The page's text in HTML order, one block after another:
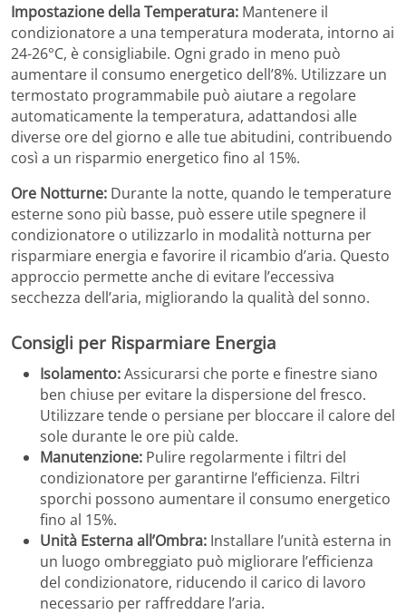
Impostazione della Temperatura: Mantenere il
condizionatore a una temperatura moderata, intorno ai
24-26°C, è consigliabile. Ogni grado in meno può
aumentare il consumo energetico dell’8%. Utilizzare un
termostato programmabile può aiutare a regolare
automaticamente la temperatura, adattandosi alle
diverse ore del giorno e alle tue abitudini, contribuendo
così a un risparmio energetico fino al 15%​.
Ore Notturne: Durante la notte, quando le temperature
esterne sono più basse, può essere utile spegnere il
condizionatore o utilizzarlo in modalità notturna per
risparmiare energia e favorire il ricambio d’aria. Questo
approccio permette anche di evitare l’eccessiva
secchezza dell’aria, migliorando la qualità del sonno​.
Consigli per Risparmiare Energia
Isolamento:Assicurarsi che porte e finestre siano
ben chiuse per evitare la dispersione del fresco.
Utilizzare tende o persiane per bloccare il calore del
sole durante le ore più calde.
Manutenzione: Pulire regolarmente i filtri del
condizionatore per garantirne l’efficienza. Filtri
sporchi possono aumentare il consumo energetico
fino al 15%.
Unità Esterna all’Ombra: Installare l’unità esterna in
un luogo ombreggiato può migliorare l’efficienza
del condizionatore, riducendo il carico di lavoro
necessario per raffreddare l’aria​.